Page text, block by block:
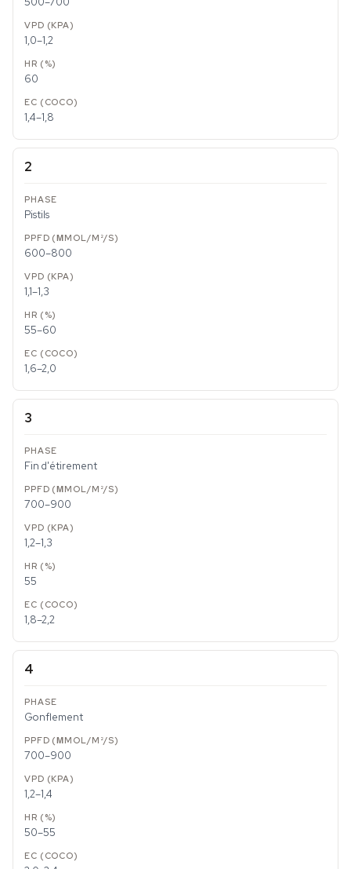
1,0–1,2
60
1,4–1,8
2
Pistils
600–800
1,1–1,3
55–60
1,6–2,0
3
Fin d'étirement
700–900
1,2–1,3
55
1,8–2,2
4
Gonflement
700–900
1,2–1,4
50–55